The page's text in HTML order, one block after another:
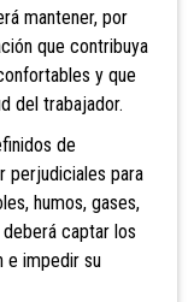
mantener, por
que contribuya
y que
del trabajador.
de
perjudiciales para
humos, gases,
captar los
e impedir su